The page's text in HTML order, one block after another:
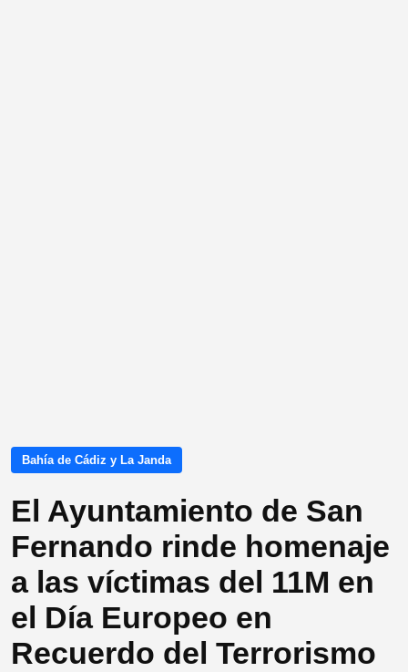
Bahía de Cádiz y La Janda
El Ayuntamiento de San
Fernando rinde homenaje
a las víctimas del 11M en
el Día Europeo en
Recuerdo del Terrorismo